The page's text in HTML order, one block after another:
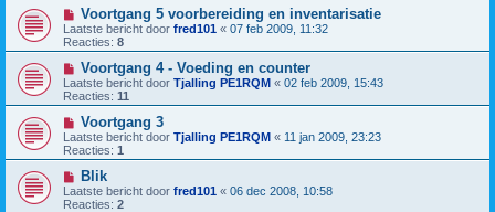
Voortgang 5 voorbereiding en inventarisatie
Laatste bericht door fred101 « 07 feb 2009, 11:32
Reacties: 8
Voortgang 4 - Voeding en counter
Laatste bericht door Tjalling PE1RQM « 02 feb 2009, 15:43
Reacties: 11
Voortgang 3
Laatste bericht door Tjalling PE1RQM « 11 jan 2009, 23:23
Reacties: 1
Blik
Laatste bericht door fred101 « 06 dec 2008, 10:58
Reacties: 2